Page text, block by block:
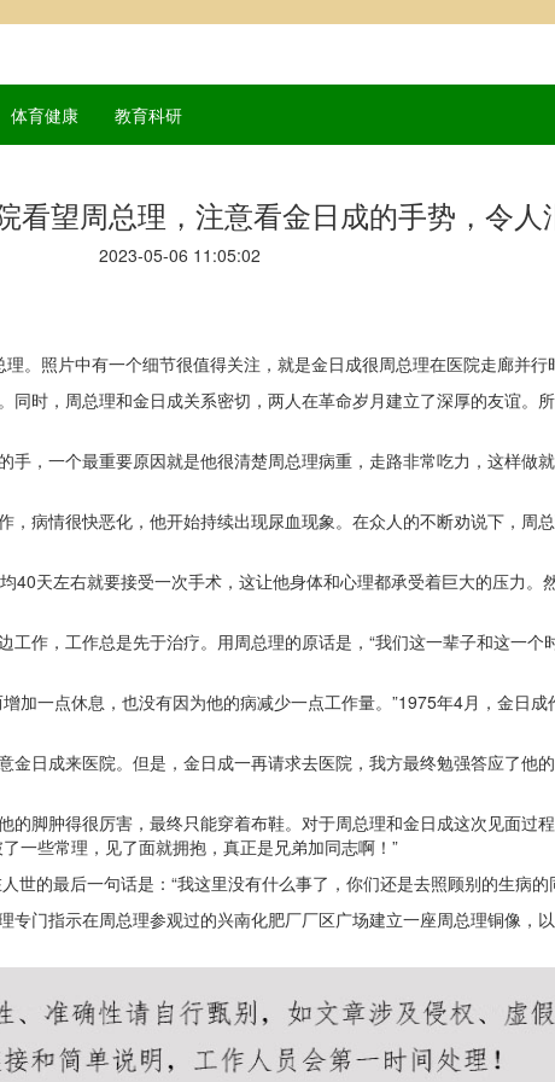
体育健康 教育科研
看望周总理，注意看金日成的手势，令人
2023-05-06 11:05:02
。照片中有一个细节很值得关注，就是金日成很周总理在医院走廊并行
时，周总理和金日成关系密切，两人在革命岁月建立了深厚的友谊。
，一个最重要原因就是他很清楚周总理病重，走路非常吃力，这样做
病情很快恶化，他开始持续出现尿血现象。在众人的不断劝说下，周
天左右就要接受一次手术，这让他身体和心理都承受着巨大的压力。
作，工作总是先于治疗。用周总理的原话是，“我们这一辈子和这一
加一点休息，也没有因为他的病减少一点工作量。”1975年4月，金日
日成来医院。但是，金日成一再请求去医院，我方最终勉强答应了他
脚肿得很厉害，最终只能穿着布鞋。对于周总理和金日成这次见面过
一些常理，见了面就拥抱，真正是兄弟加同志啊！”
世的最后一句话是：“我这里没有什么事了，你们还是去照顾别的生病
门指示在周总理参观过的兴南化肥厂厂区广场建立一座周总理铜像，